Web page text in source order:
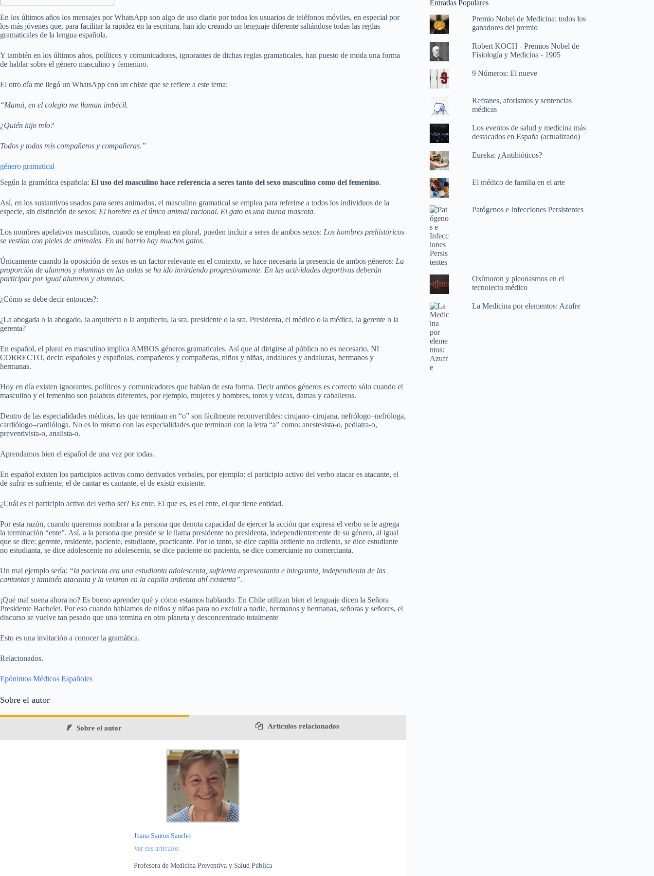
En los últimos años los mensajes por WhatsApp son algo de uso diario por todos los usuarios de teléfonos móviles, en especial por
los más jóvenes que, para facilitar la rapidez en la escritura, han ido creando un lenguaje diferente saltándose todas las reglas
gramaticales de la lengua española.
Y también en los últimos años, políticos y comunicadores, ignorantes de dichas reglas gramaticales, han puesto de moda una forma
de hablar sobre el género masculino y femenino.
El otro día me llegó un WhatsApp con un chiste que se refiere a este tema:
“Mamá, en el colegio me llaman imbécil.
¿Quién hijo mío?
Todos y todas mis compañeros y compañeras.”
género gramatical
Según la gramática española: El uso del masculino hace referencia a seres tanto del sexo masculino como del femenino.
Así, en los sustantivos usados para seres animados, el masculino gramatical se emplea para referirse a todos los individuos de la
especie, sin distinción de sexos: El hombre es el único animal racional. El gato es una buena mascota.
Los nombres apelativos masculinos, cuando se emplean en plural, pueden incluir a seres de ambos sexos: Los hombres prehistóricos
se vestían con pieles de animales. En mi barrio hay muchos gatos.
Únicamente cuando la oposición de sexos es un factor relevante en el contexto, se hace necesaria la presencia de ambos géneros: La
proporción de alumnos y alumnas en las aulas se ha ido invirtiendo progresivamente. En las actividades deportivas deberán
participar por igual alumnos y alumnas.
¿Cómo se debe decir entonces?:
¿La abogada o la abogado, la arquitecta o la arquitecto, la sra. presidente o la sra. Presidenta, el médico o la médica, la gerente o la
gerenta?
En español, el plural en masculino implica AMBOS géneros gramaticales. Así que al dirigirse al público no es necesario, NI
CORRECTO, decir: españoles y españolas, compañeros y compañeras, niños y niñas, andaluces y andaluzas, hermanos y
hermanas.
Hoy en día existen ignorantes, políticos y comunicadores que hablan de esta forma. Decir ambos géneros es correcto sólo cuando el
masculino y el femenino son palabras diferentes, por ejemplo, mujeres y hombres, toros y vacas, damas y caballeros.
Dentro de las especialidades médicas, las que terminan en “o” son fácilmente reconvertibles: cirujano–cirujana, nefrólogo–nefróloga,
cardiólogo–cardióloga. No es lo mismo con las especialidades que terminan con la letra “a” como: anestesista-o, pediatra-o,
preventivista-o, analista-o.
Aprendamos bien el español de una vez por todas.
En español existen los participios activos como derivados verbales, por ejemplo: el participio activo del verbo atacar es atacante, el
de sufrir es sufriente, el de cantar es cantante, el de existir existente.
¿Cuál es el participio activo del verbo ser? Es ente. El que es, es el ente, el que tiene entidad.
Por esta razón, cuando queremos nombrar a la persona que denota capacidad de ejercer la acción que expresa el verbo se le agrega
la terminación “ente”. Así, a la persona que preside se le llama presidente no presidenta, independientemente de su género, al igual
que se dice: gerente, residente, paciente, estudiante, practicante. Por lo tanto, se dice capilla ardiente no ardienta, se dice estudiante
no estudianta, se dice adolescente no adolescenta, se dice paciente no pacienta, se dice comerciante no comercianta.
Un mal ejemplo sería: “la pacienta era una estudianta adolescenta, sufrienta representanta e integranta, independienta de las
cantantas y también atacanta y la velaron en la capilla ardienta ahí existenta”.
¡Qué mal suena ahora no? Es bueno aprender qué y cómo estamos hablando. En Chile utilizan bien el lenguaje dicen la Señora
Presidente Bachelet. Por eso cuando hablamos de niños y niñas para no excluir a nadie, hermanos y hermanas, señoras y señores, el
discurso se vuelve tan pesado que uno termina en otro planeta y desconcentrado totalmente
Esto es una invitación a conocer la gramática.
Relacionados.
Epónimos Médicos Españoles
Sobre el autor
Sobre el autor Artículos relacionados
Juana Santos Sancho
Ver sus artículos
Profesora de Medicina Preventiva y Salud Pública
Entradas Populares
Premio Nobel de Medicina: todos los
ganadores del premio
Robert KOCH - Premios Nobel de
Fisiología y Medicina - 1905
9 Números: El nueve
Refranes, aforismos y sentencias
médicas
Los eventos de salud y medicina más
destacados en España (actualizado)
Eureka: ¿Antibióticos?
El médico de familia en el arte
Patógenos e Infecciones Persistentes
Oxímoron y pleonasmos en el
tecnolecto médico
La Medicina por elementos: Azufre